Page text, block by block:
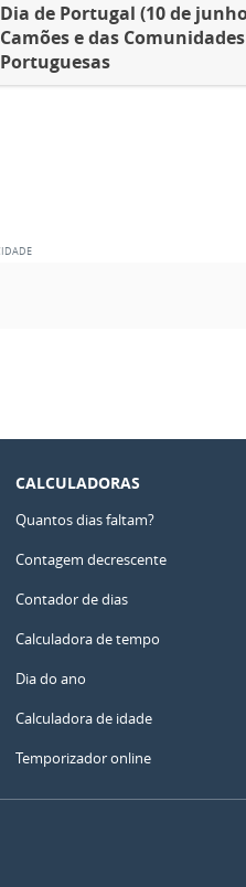
Dia de Portugal (10 de
Camões e das Comunidades
Portuguesas
CALCULADORAS
Quantos dias faltam?
Contagem decrescente
Contador de dias
Calculadora de tempo
Dia do ano
Calculadora de idade
Temporizador online